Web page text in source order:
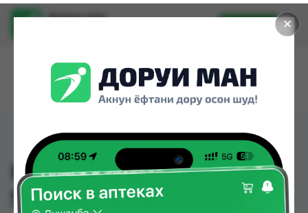
✕
Доруи ман
Установить
NASENSPRAY 10ML
SPRAY